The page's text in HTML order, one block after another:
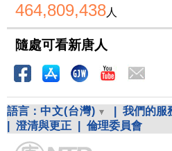
464,809,438人
隨處可看新唐人
語言： 中文(台灣) 我們的服
澄清與更正 倫理委員會